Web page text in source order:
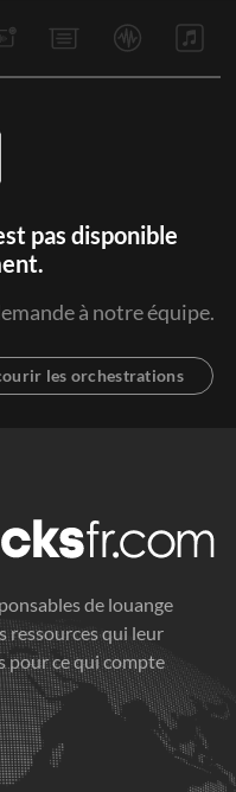
pas disponible
à notre équipe.
les orchestrations
de louange
ressources qui leur
ce qui compte